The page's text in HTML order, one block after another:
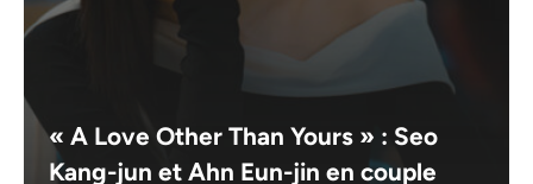
« A Love Other Than Yours » : Seo
Kang-jun et Ahn Eun-jin en couple